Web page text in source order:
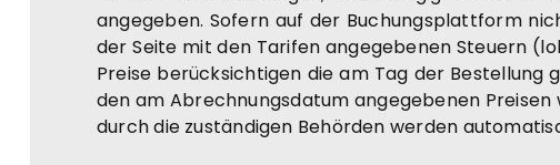
angegeben. Sofern auf der Buchungsplattform
der Seite mit den Tarifen angegebenen Steuern
Preise berücksichtigen die am Tag der
den am Abrechnungsdatum angegebenen
durch die zuständigen Behörden werden